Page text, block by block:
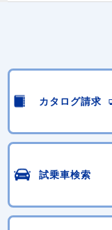
カタログ請求
試乗車検索